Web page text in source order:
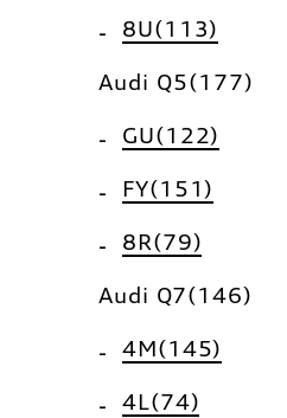
8U(113)
Audi Q5(177)
GU(122)
FY(151)
8R(79)
Audi Q7(146)
4M(145)
4L(74)